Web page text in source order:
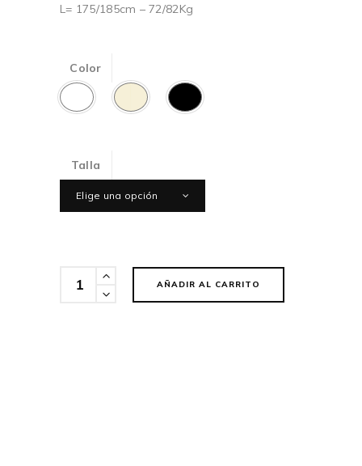
L= 175/185cm – 72/82Kg
Color
Talla
Elige una opción
Cantidad
AÑADIR AL CARRITO